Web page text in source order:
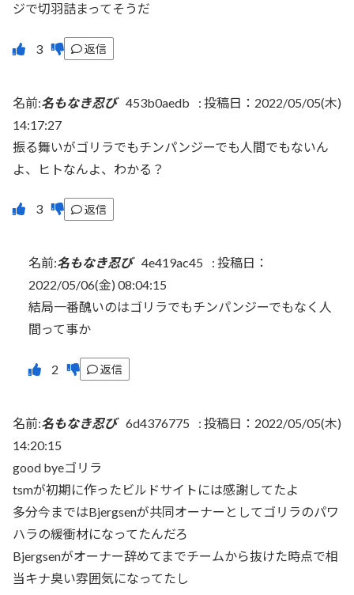
ジで切羽詰まってそうだ
返信
名前:名もなき忍び 453b0aedb : 投稿日：2022/05/05(木)
14:17:27
振る舞いがゴリラでもチンパンジーでも人間でもないん
よ、ヒトなんよ、わかる？
返信
名前:名もなき忍び 4e419ac45 : 投稿日：
2022/05/06(金) 08:04:15
結局一番醜いのはゴリラでもチンパンジーでもなく人
間って事か
返信
名前:名もなき忍び 6d4376775 : 投稿日：2022/05/05(木)
14:20:15
good byeゴリラ
tsmが初期に作ったビルドサイトには感謝してたよ
多分今まではBjergsenが共同オーナーとしてゴリラのパワ
ハラの緩衝材になってたんだろ
Bjergsenがオーナー辞めてまでチームから抜けた時点で相
当キナ臭い雰囲気になってたし